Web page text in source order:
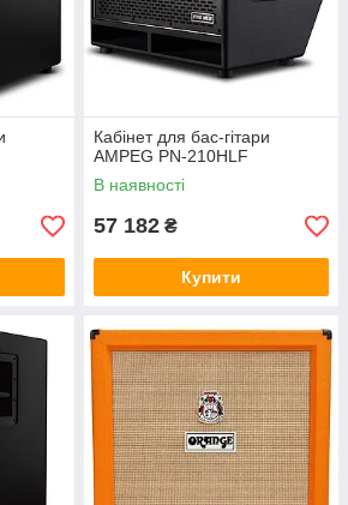
Кабінет для бас-гітари
AMPEG PN-210HLF
В наявності
57 182 ₴
Купити